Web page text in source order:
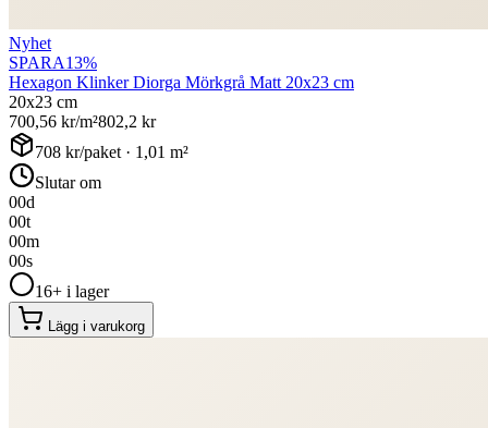
Nyhet
SPARA13%
Hexagon Klinker Diorga Mörkgrå Matt 20x23 cm
20x23 cm
700,56 kr/m²802,2 kr
708 kr/paket · 1,01 m²
Slutar om
00d
00t
00m
00s
16+ i lager
Lägg i varukorg